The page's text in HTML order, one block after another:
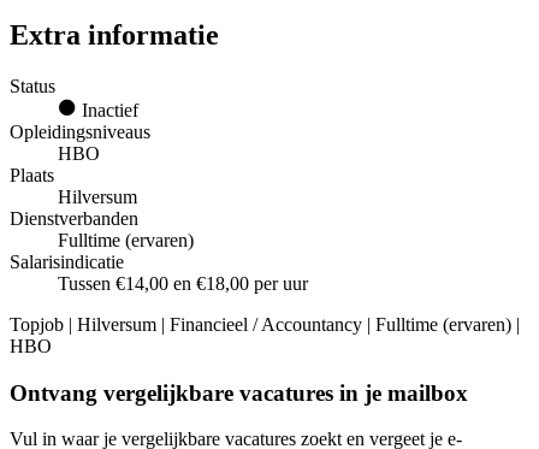
Extra informatie
Status
Inactief
Opleidingsniveaus
HBO
Plaats
Hilversum
Dienstverbanden
Fulltime (ervaren)
Salarisindicatie
Tussen €14,00 en €18,00 per uur
Topjob | Hilversum | Financieel / Accountancy | Fulltime (ervaren) |
HBO
Ontvang vergelijkbare vacatures in je mailbox
Vul in waar je vergelijkbare vacatures zoekt en vergeet je e-